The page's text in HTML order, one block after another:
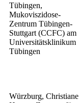
Tübingen,
Mukoviszidose-
Zentrum Tübingen-
Stuttgart (CCFC) am
Universitätsklinikum
Tübingen
Würzburg, Christiane